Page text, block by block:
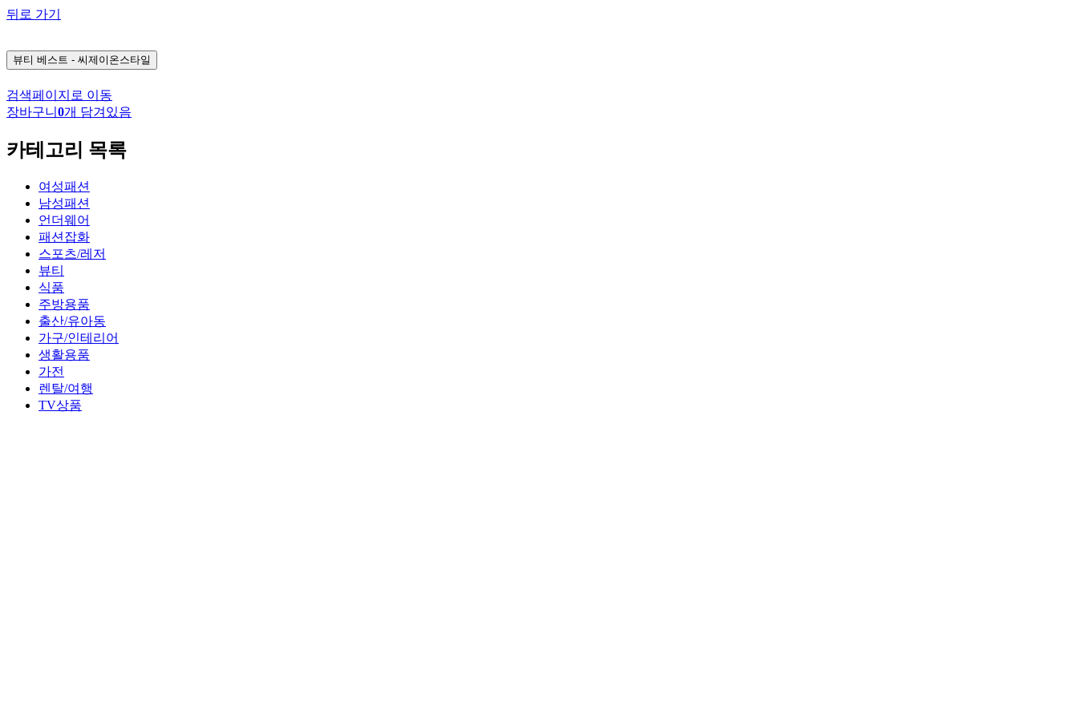
뒤로 가기
뷰티 베스트 - 씨제이온스타일
검색페이지로 이동
장바구니 0개 담겨있음
카테고리 목록
여성패션
남성패션
언더웨어
패션잡화
스포츠/레저
뷰티
식품
주방용품
출산/유아동
가구/인테리어
생활용품
가전
렌탈/여행
TV상품